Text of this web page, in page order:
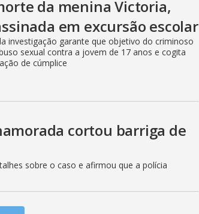
da menina Victoria,
em excursão escolar
investigação garante que objetivo do criminoso
sexual contra a jovem de 17 anos e cogita
de cúmplice
cortou barriga de
sobre o caso e afirmou que a polícia